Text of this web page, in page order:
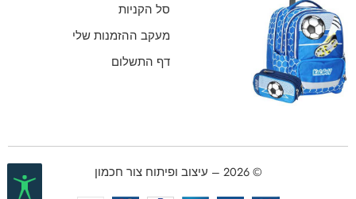
סל הקניות
מעקב ההזמנות שלי
דף התשלום
© 2026 – עיצוב ופיתוח צור חכמון